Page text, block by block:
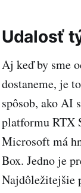
Udalosť
Aj keď by sme
dostaneme, je
spôsob, ako AI
platformu RTX
Microsoft má
Box. Jedno je
Najdôležitejšie